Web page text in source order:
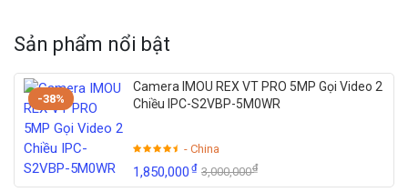
Sản phẩm nổi bật
-38%
Camera IMOU REX VT PRO 5MP Gọi Video 2
Chiều IPC-S2VBP-5M0WR
- China
1,850,000₫ 3,000,000₫